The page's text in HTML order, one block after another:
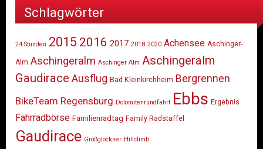
Schlagwörter
24 Stunden 2015 2016 2017 2018 2020 Achensee Aschinger-
Alm Aschingeralm Aschinger Alm Aschingeralm
Gaudirace Ausflug Bad Kleinkirchheim Bergrennen
BikeTeam Regensburg Dolomitenrundfahrt Ebbs Ergebnis
Fahrradbörse Familienradtag Family Radstaffel
Gaudirace Großglockner Hillclimb